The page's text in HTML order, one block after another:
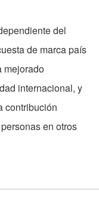
del
de marca país
mejorado
internacional, y
contribución
en otros